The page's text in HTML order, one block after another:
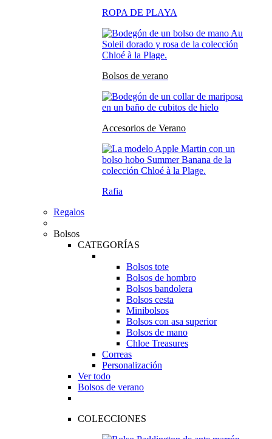
ROPA DE PLAYA
Bolsos de verano
Accesorios de Verano
Rafia
Regalos
Bolsos
CATEGORÍAS
Bolsos tote
Bolsos de hombro
Bolsos bandolera
Bolsos cesta
Minibolsos
Bolsos con asa superior
Bolsos de mano
Chloe Treasures
Correas
Personalización
Ver todo
Bolsos de verano
COLECCIONES